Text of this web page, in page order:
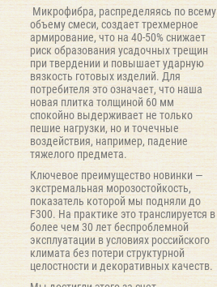
Микрофибра, распределяясь по всему
объему смеси, создает трехмерное
армирование, что на 40-50% снижает
риск образования усадочных трещин
при твердении и повышает ударную
вязкость готовых изделий. Для
потребителя это означает, что наша
новая плитка толщиной 60 мм
спокойно выдерживает не только
пешие нагрузки, но и точечные
воздействия, например, падение
тяжелого предмета.
Ключевое преимущество новинки —
экстремальная морозостойкость,
показатель которой мы подняли до
F300. На практике это транслируется в
более чем 30 лет беспроблемной
эксплуатации в условиях российского
климата без потери структурной
целостности и декоративных качеств.